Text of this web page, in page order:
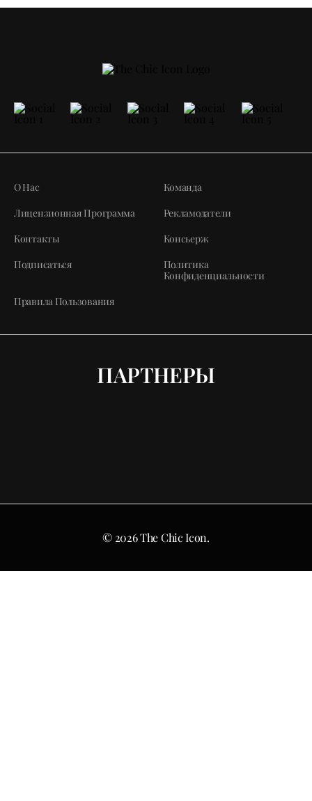
О Нас
Команда
Лицензионная Программа
Рекламодатели
Контакты
Консьерж
Подписаться
Политика
Конфиденциальности
Правила Пользования
ПАРТНЕРЫ
© 2026 The Chic Icon.